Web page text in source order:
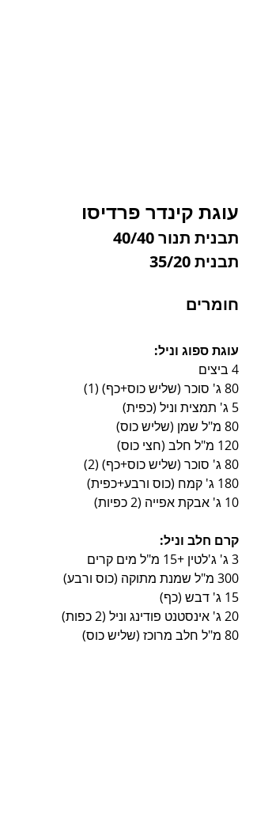
עוגת קינדר פרדיסו
תבנית תנור 40/40
תבנית 35/20
חומרים
עוגת ספוג וניל:
4 ביצים
80 ג' סוכר (שליש כוס+כף) (1)
5 ג' תמצית וניל (כפית)
80 מ"ל שמן (שליש כוס)
120 מ"ל חלב (חצי כוס)
80 ג' סוכר (שליש כוס+כף) (2)
180 ג' קמח (כוס ורבע+כפית)
10 ג' אבקת אפייה (2 כפיות)
קרם חלב וניל:
3 ג' ג'לטין +15 מ"ל מים קרים
300 מ"ל שמנת מתוקה (כוס ורבע)
15 ג' דבש (כף)
20 ג' אינסטנט פודינג וניל (2 כפות)
80 מ"ל חלב מרוכז (שליש כוס)